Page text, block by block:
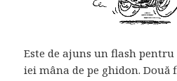
Este de ajuns un flash
iei mâna de pe ghidon.